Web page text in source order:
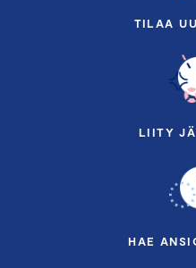
TILAA
LIITY
HAE